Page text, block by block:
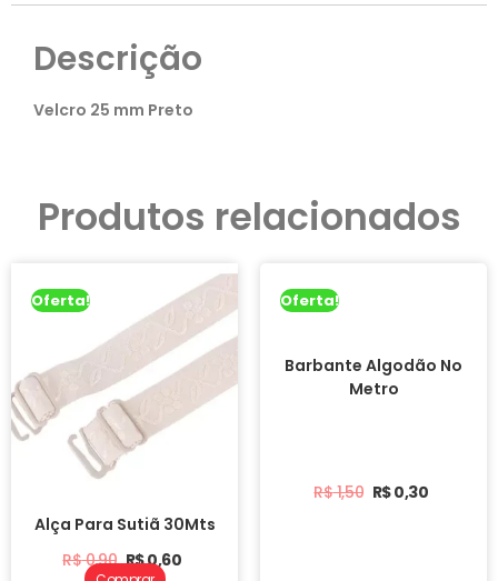
Descrição
Velcro 25 mm Preto
Produtos relacionados
Oferta!
Alça Para Sutiã 30Mts
R$0,90 R$0,60
Oferta!
Barbante Algodão No
Metro
R$1,50 R$0,30